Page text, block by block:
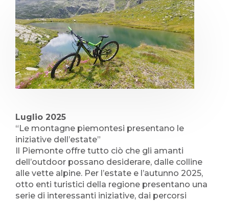
Luglio 2025
“Le montagne piemontesi presentano le
iniziative dell’estate”
Il Piemonte offre tutto ciò che gli amanti
dell’outdoor possano desiderare, dalle colline
alle vette alpine. Per l’estate e l’autunno 2025,
otto enti turistici della regione presentano una
serie di interessanti iniziative, dai percorsi